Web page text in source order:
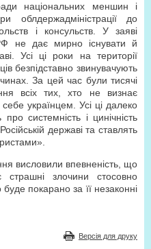
національних меншин і
облдержадміністрації до
і консульств. У заяві
не дає мирно існувати й
Усі ці роки на території
безпідставно звинувачують
За цей час були тисячі
всіх тих, хто не визнає
українцем. Усі ці далеко
системність і цинічність
державі та ставлять
висловили впевненість, що
страшні злочини стосовно
покарано за її незаконні
Версія для друку